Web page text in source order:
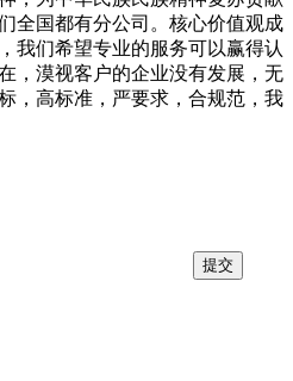
全国都有分公司。核心价值观成
我们希望专业的服务可以赢得认
，漠视客户的企业没有发展，无
，高标准，严要求，合规范，我